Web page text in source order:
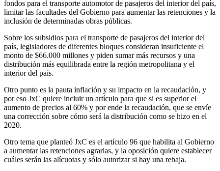
fondos para el transporte automotor de pasajeros del interior del país,
limitar las facultades del Gobierno para aumentar las retenciones y la
inclusión de determinadas obras públicas.
Sobre los subsidios para el transporte de pasajeros del interior del
país, legisladores de diferentes bloques consideran insuficiente el
monto de $66.000 millones y piden sumar más recursos y una
distribución más equilibrada entre la región metropolitana y el
interior del país.
Otro punto es la pauta inflación y su impacto en la recaudación, y
por eso JxC quiere incluir un artículo para que si es superior el
aumento de precios al 60% y por ende la recaudación, que se envíe
una corrección sobre cómo será la distribución como se hizo en el
2020.
Otro tema que planteó JxC es el artículo 96 que habilita al Gobierno
a aumentar las retenciones agrarias, y la oposición quiere establecer
cuáles serán las alícuotas y sólo autorizar si hay una rebaja.